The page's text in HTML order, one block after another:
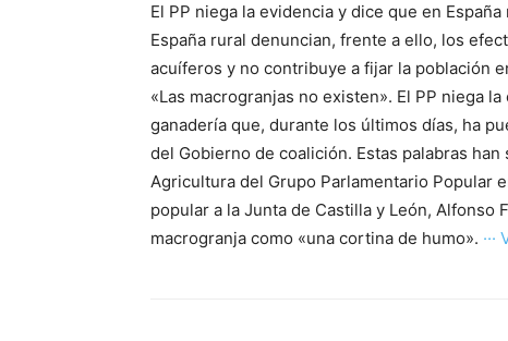
El PP niega la evidencia y dice que en
España rural denuncian, frente a ello, los
acuíferos y no contribuye a fijar la población
«Las macrogranjas no existen». El PP niega
ganadería que, durante los últimos días, ha
del Gobierno de coalición. Estas palabras
Agricultura del Grupo Parlamentario Popular
popular a la Junta de Castilla y León, Alfonso
macrogranja como «una cortina de humo».